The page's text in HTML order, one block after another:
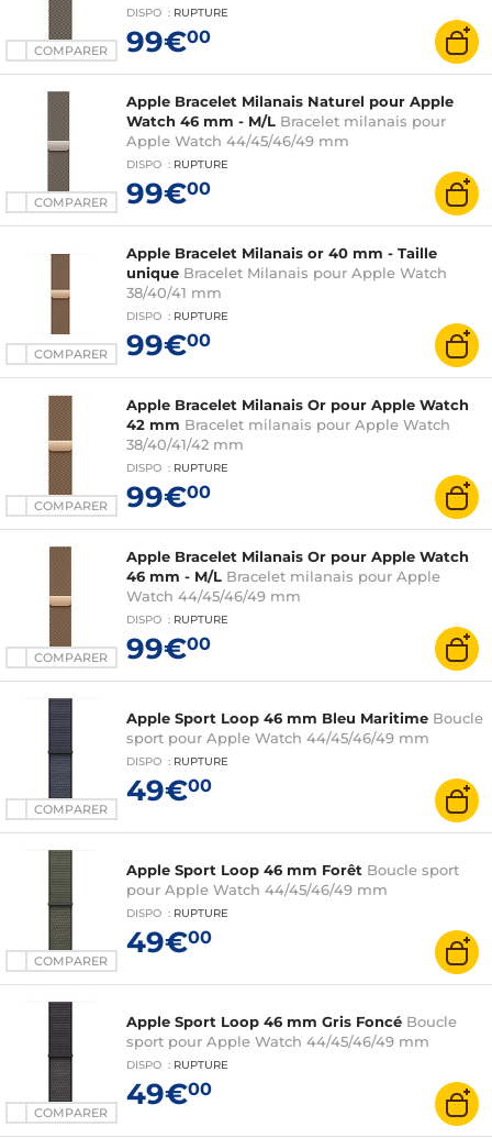
COMPARER
DISPO : RUPTURE
99€00
COMPARER
Apple Bracelet Milanais Naturel pour Apple
Watch 46 mm - M/L Bracelet milanais pour
Apple Watch 44/45/46/49 mm
DISPO : RUPTURE
99€00
COMPARER
Apple Bracelet Milanais or 40 mm - Taille
unique Bracelet Milanais pour Apple Watch
38/40/41 mm
DISPO : RUPTURE
99€00
COMPARER
Apple Bracelet Milanais Or pour Apple Watch
42 mm Bracelet milanais pour Apple Watch
38/40/41/42 mm
DISPO : RUPTURE
99€00
COMPARER
Apple Bracelet Milanais Or pour Apple Watch
46 mm - M/L Bracelet milanais pour Apple
Watch 44/45/46/49 mm
DISPO : RUPTURE
99€00
COMPARER
Apple Sport Loop 46 mm Bleu Maritime Boucle
sport pour Apple Watch 44/45/46/49 mm
DISPO : RUPTURE
49€00
COMPARER
Apple Sport Loop 46 mm Forêt Boucle sport
pour Apple Watch 44/45/46/49 mm
DISPO : RUPTURE
49€00
COMPARER
Apple Sport Loop 46 mm Gris Foncé Boucle
sport pour Apple Watch 44/45/46/49 mm
DISPO : RUPTURE
49€00